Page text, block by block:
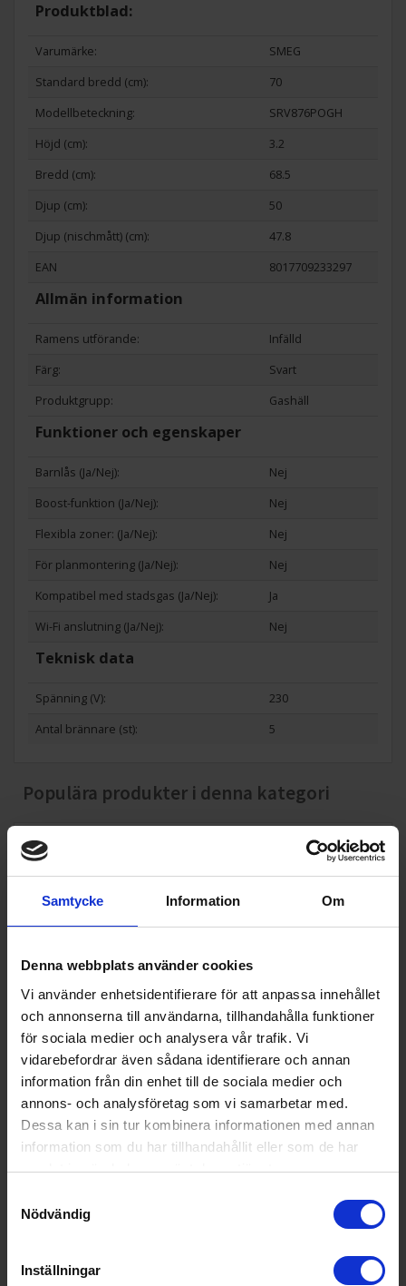
Samtycke Information Om
Denna webbplats använder cookies
Vi använder enhetsidentifierare för att anpassa innehållet
och annonserna till användarna, tillhandahålla funktioner
för sociala medier och analysera vår trafik. Vi
vidarebefordrar även sådana identifierare och annan
information från din enhet till de sociala medier och
annons- och analysföretag som vi samarbetar med.
Dessa kan i sin tur kombinera informationen med annan
information som du har tillhandahållit eller som de har
samlat in när du har använt deras tjänster.
Nödvändig
Inställningar
Produktblad:
Varumärke:
SMEG
Standard bredd (cm):
70
Modellbeteckning:
SRV876POGH
Höjd (cm):
3.2
Bredd (cm):
68.5
Djup (cm):
50
Djup (nischmått) (cm):
47.8
EAN
8017709233297
Allmän information
Ramens utförande:
Infälld
Färg:
Svart
Produktgrupp:
Gashäll
Funktioner och egenskaper
Barnlås (Ja/Nej):
Nej
Boost-funktion (Ja/Nej):
Nej
Flexibla zoner: (Ja/Nej):
Nej
För planmontering (Ja/Nej):
Nej
Kompatibel med stadsgas (Ja/Nej):
Ja
Wi-Fi anslutning (Ja/Nej):
Nej
Teknisk data
Spänning (V):
230
Antal brännare (st):
5
Populära produkter i denna kategori
Färg: Creme